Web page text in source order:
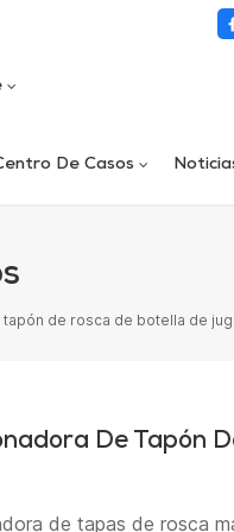
De Casos
de rosca de botella de
De Tapón
de tapas de rosca